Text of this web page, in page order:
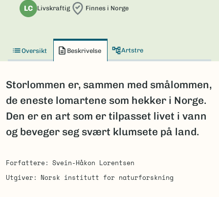
LC Livskraftig Finnes i Norge
Oversikt Beskrivelse Artstre
Storlommen er, sammen med smålommen,
de eneste lomartene som hekker i Norge.
Den er en art som er tilpasset livet i vann
og beveger seg svært klumsete på land.
Forfattere
Svein-Håkon Lorentsen
Utgiver
Norsk institutt for naturforskning